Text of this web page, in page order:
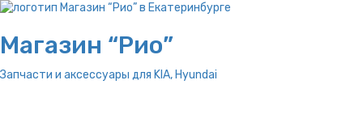
Магазин “Рио”
Запчасти и аксессуары для KIA, Hyundai